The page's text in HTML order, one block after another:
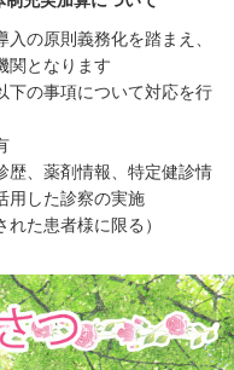
の原則義務化を踏まえ、
関となります
下の事項について対応を行
歴、薬剤情報、特定健診情
用した診察の実施
れた患者様に限る）